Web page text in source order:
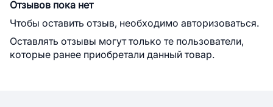
Отзывов пока нет
Чтобы оставить отзыв, необходимо авторизоваться.
Оставлять отзывы могут только те пользователи,
которые ранее приобретали данный товар.